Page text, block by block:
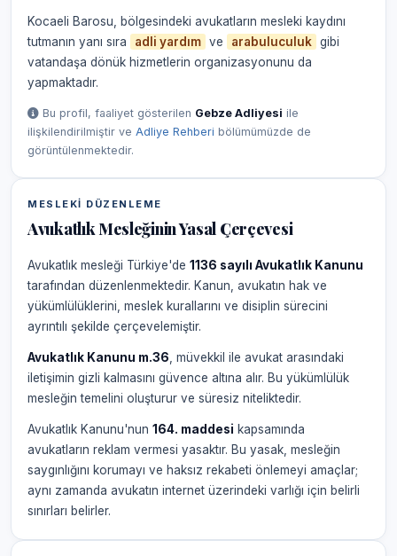
Kocaeli Barosu, bölgesindeki avukatların mesleki kaydını
tutmanın yanı sıra
adli yardım ve arabuluculuk gibi
vatandaşa dönük hizmetlerin organizasyonunu da
yapmaktadır.
Bu profil, faaliyet gösterilen Gebze Adliyesi ile
ilişkilendirilmiştir ve Adliye Rehberi bölümümüzde de
görüntülenmektedir.
MESLEKI DÜZENLEME
Avukatlık Mesleğinin Yasal Çerçevesi
Avukatlık mesleği Türkiye'de 1136 sayılı Avukatlık Kanunu
tarafından düzenlenmektedir. Kanun, avukatın hak ve
yükümlülüklerini, meslek kurallarını ve disiplin sürecini
ayrıntılı şekilde çerçevelemiştir.
Avukatlık Kanunu m.36 , müvekkil ile avukat arasındaki
iletişimin gizli kalmasını güvence altına alır. Bu yükümlülük
mesleğin temelini oluşturur ve süresiz niteliktedir.
Avukatlık Kanunu'nun 164. maddesi kapsamında
avukatların reklam vermesi yasaktır. Bu yasak, mesleğin
saygınlığını korumayı ve haksız rekabeti önlemeyi amaçlar;
aynı zamanda avukatın internet üzerindeki varlığı için belirli
sınırları belirler.